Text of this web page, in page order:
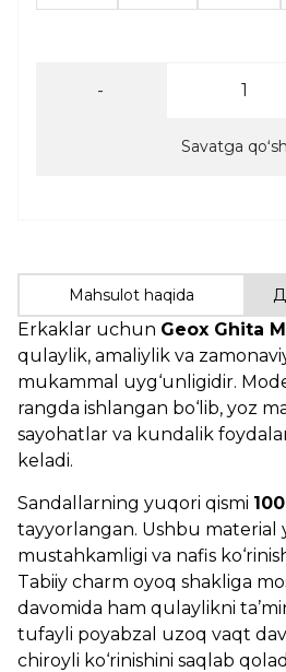
-
Savatga
Mahsulot haqida
Erkaklar uchun Geox Ghita
qulaylik, amaliylik va
mukammal uyg‘unligidir.
rangda ishlangan bo‘lib, yoz
sayohatlar va kundalik
keladi.
Sandallarning yuqori qismi
tayyorlangan. Ushbu material
mustahkamligi va nafis
Tabiiy charm oyoq shakliga
davomida ham qulaylikni
tufayli poyabzal uzoq vaqt
chiroyli ko‘rinishini saqlab